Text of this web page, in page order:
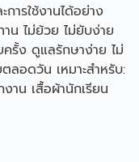
ารใช้งานได้อย่าง
น ไม่ย้วย ไม่ยับง่าย
ครั้ง ดูแลรักษาง่าย ไม่
ลอดวัน เหมาะสำหรับ:
าน เสื้อผ้านักเรียน